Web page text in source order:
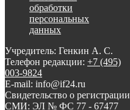
обработки
персональных
данных
Учредитель: Генкин А. С.
Телефон редакции: +7 (495)
003-9824
E-mail: info@if24.ru
Свидетельство о регистрации
СМИ: ЭЛ № ФС 77 - 67477